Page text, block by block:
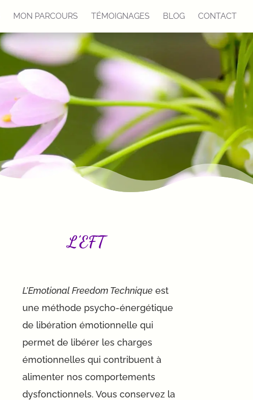
MON PARCOURS TÉMOIGNAGES BLOG CONTACT
L’EFT
L’Emotional Freedom Techniqueest
une méthode psycho-énergétique
de libération émotionnelle qui
permet de libérer les charges
émotionnelles qui contribuent à
alimenter nos comportements
dysfonctionnels. Vous conservez la